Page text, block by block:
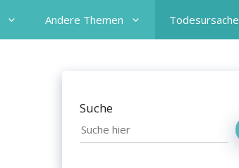
Andere Themen Todesursache
Suche